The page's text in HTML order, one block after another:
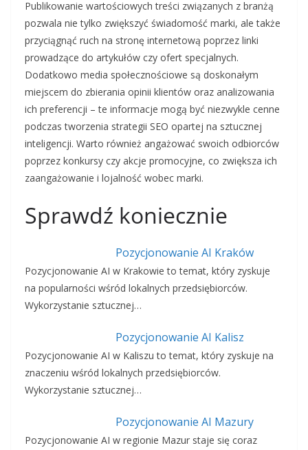
Publikowanie wartościowych treści związanych z branżą
pozwala nie tylko zwiększyć świadomość marki, ale także
przyciągnąć ruch na stronę internetową poprzez linki
prowadzące do artykułów czy ofert specjalnych.
Dodatkowo media społecznościowe są doskonałym
miejscem do zbierania opinii klientów oraz analizowania
ich preferencji – te informacje mogą być niezwykle cenne
podczas tworzenia strategii SEO opartej na sztucznej
inteligencji. Warto również angażować swoich odbiorców
poprzez konkursy czy akcje promocyjne, co zwiększa ich
zaangażowanie i lojalność wobec marki.
Sprawdź koniecznie
Pozycjonowanie AI Kraków
Pozycjonowanie AI w Krakowie to temat, który zyskuje
na popularności wśród lokalnych przedsiębiorców.
Wykorzystanie sztucznej…
Pozycjonowanie AI Kalisz
Pozycjonowanie AI w Kaliszu to temat, który zyskuje na
znaczeniu wśród lokalnych przedsiębiorców.
Wykorzystanie sztucznej…
Pozycjonowanie AI Mazury
Pozycjonowanie AI w regionie Mazur staje się coraz